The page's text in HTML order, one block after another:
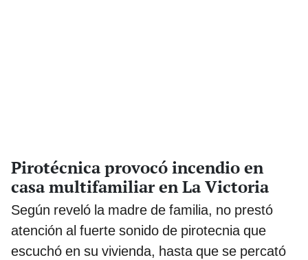
Pirotécnica provocó incendio en
casa multifamiliar en La Victoria
Según reveló la madre de familia, no prestó
atención al fuerte sonido de pirotecnia que
escuchó en su vivienda, hasta que se percató